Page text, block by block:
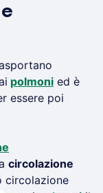
polmoni ed è
essere poi
circolazione
circolazione